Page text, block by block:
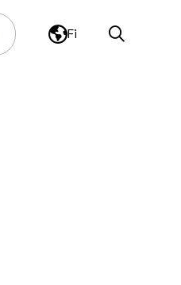
Fi Haku